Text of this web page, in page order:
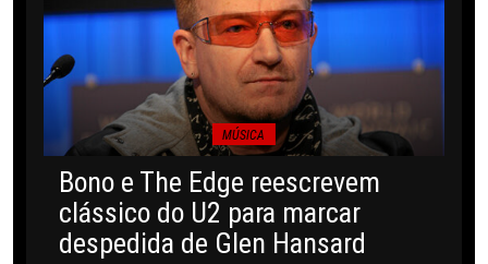
MÚSICA
Bono e The Edge reescrevem
clássico do U2 para marcar
despedida de Glen Hansard